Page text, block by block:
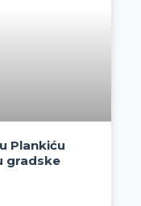
Plankiću
gradske